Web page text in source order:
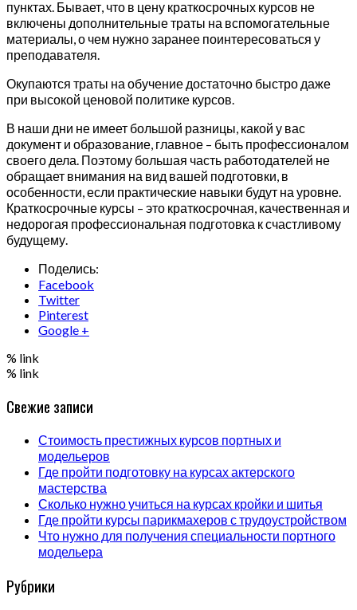
пунктах. Бывает, что в цену краткосрочных курсов не
включены дополнительные траты на вспомогательные
материалы, о чем нужно заранее поинтересоваться у
преподавателя.
Окупаются траты на обучение достаточно быстро даже
при высокой ценовой политике курсов.
В наши дни не имеет большой разницы, какой у вас
документ и образование, главное – быть профессионалом
своего дела. Поэтому большая часть работодателей не
обращает внимания на вид вашей подготовки, в
особенности, если практические навыки будут на уровне.
Краткосрочные курсы – это краткосрочная, качественная и
недорогая профессиональная подготовка к счастливому
будущему.
Поделись:
Facebook
Twitter
Pinterest
Google +
% link
% link
Свежие записи
Стоимость престижных курсов портных и
модельеров
Где пройти подготовку на курсах актерского
мастерства
Сколько нужно учиться на курсах кройки и шитья
Где пройти курсы парикмахеров с трудоустройством
Что нужно для получения специальности портного
модельера
Рубрики